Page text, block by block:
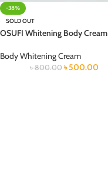
-38%
SOLD OUT
OSUFI Whitening Body Cream
Body Whitening Cream
৳800.00 ৳500.00